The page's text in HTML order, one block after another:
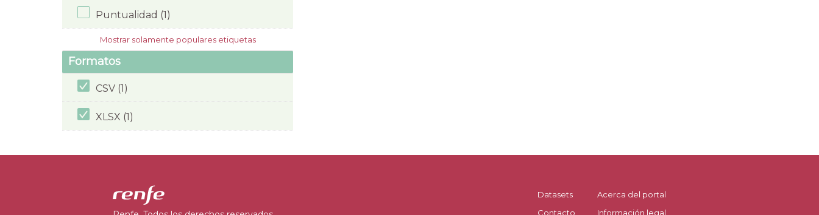
Puntualidad (1)
Mostrar solamente populares etiquetas
Formatos
CSV (1)
XLSX (1)
Datasets
Contacto
Acerca del portal
Información legal